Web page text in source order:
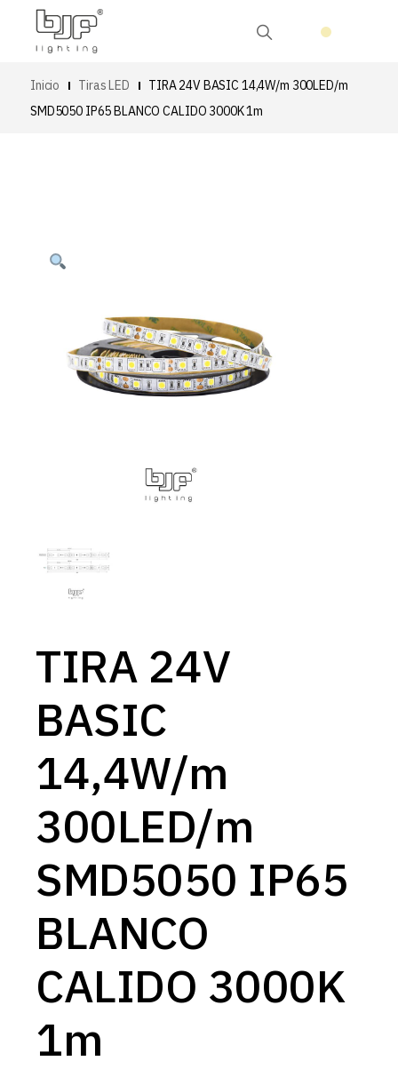
Inicio Tiras LED
TIRA 24V BASIC 14,4W/m 300LED/m
SMD5050 IP65 BLANCO CALIDO 3000K 1m
TIRA 24V
BASIC
14,4W/m
300LED/m
SMD5050 IP65
BLANCO
CALIDO 3000K
1m